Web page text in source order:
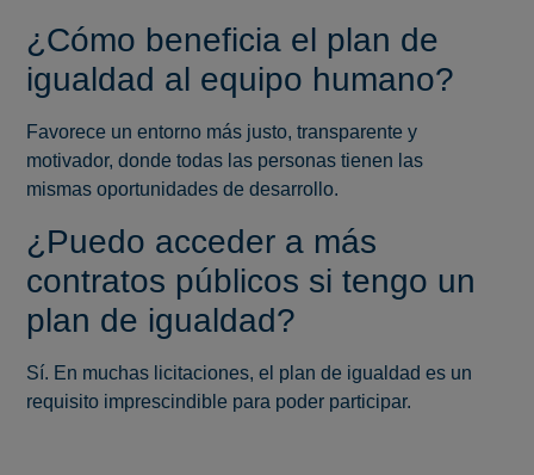
¿Cómo beneficia el plan de
igualdad al equipo humano?
Favorece un entorno más justo, transparente y
motivador, donde todas las personas tienen las
mismas oportunidades de desarrollo.
¿Puedo acceder a más
contratos públicos si tengo un
plan de igualdad?
Sí. En muchas licitaciones, el plan de igualdad es un
requisito imprescindible para poder participar.